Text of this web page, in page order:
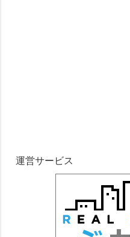
運営サービス